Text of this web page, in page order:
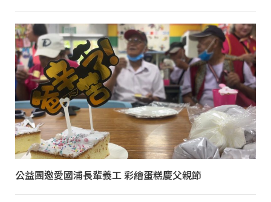
公益團邀愛國浦長輩義工 彩繪蛋糕慶父親節